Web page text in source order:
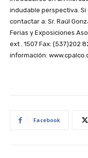
indudable perspectiva.
contactar a: Sr. Raúl
Ferias y Exposiciones
ext . 1507 Fax: (537)202
información:
Facebook